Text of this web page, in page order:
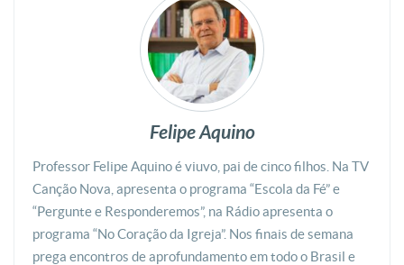
Felipe Aquino
Professor Felipe Aquino é viuvo, pai de cinco filhos. Na TV
Canção Nova, apresenta o programa “Escola da Fé” e
“Pergunte e Responderemos”, na Rádio apresenta o
programa “No Coração da Igreja”. Nos finais de semana
prega encontros de aprofundamento em todo o Brasil e